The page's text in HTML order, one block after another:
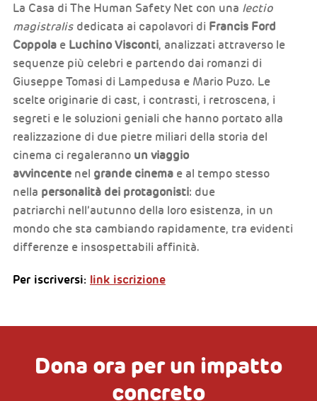
La Casa di The Human Safety Net con una lectio
magistralis dedicata ai capolavori di Francis Ford
Coppola e Luchino Visconti, analizzati attraverso le
sequenze più celebri e partendo dai romanzi di
Giuseppe Tomasi di Lampedusa e Mario Puzo. Le
scelte originarie di cast, i contrasti, i retroscena, i
segreti e le soluzioni geniali che hanno portato alla
realizzazione di due pietre miliari della storia del
cinema ci regaleranno un viaggio
avvincente nel grande cinema e al tempo stesso
nella personalità dei protagonisti: due
patriarchi nell’autunno della loro esistenza, in un
mondo che sta cambiando rapidamente, tra evidenti
differenze e insospettabili affinità.
Per iscriversi: link iscrizione
Dona ora per un impatto
concreto